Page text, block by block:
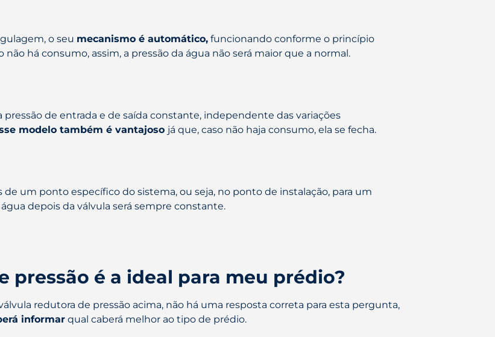
o seu mecanismo é automático, funcionando conforme o princípio
há consumo, assim, a pressão da água não será maior que a normal.
de entrada e de saída constante, independente das variações
modelo também é vantajoso já que, caso não haja consumo, ela se fecha.
de um ponto específico do sistema, ou seja, no ponto de instalação, para um
depois da válvula será sempre constante.
pressão é a ideal para meu prédio?
redutora de pressão acima, não há uma resposta correta para esta pergunta,
informar qual caberá melhor ao tipo de prédio.